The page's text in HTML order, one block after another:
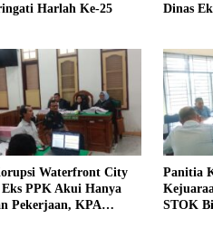
Harlah Ke-25
Dinas
Waterfront City
PPK Akui Hanya
Pekerjaan, KPA
Panitia
STOK